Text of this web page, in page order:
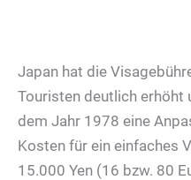
Japan hat die
Touristen deutlich
dem Jahr 1978 eine
Kosten für ein einfaches
15.000 Yen (16 bzw. 80